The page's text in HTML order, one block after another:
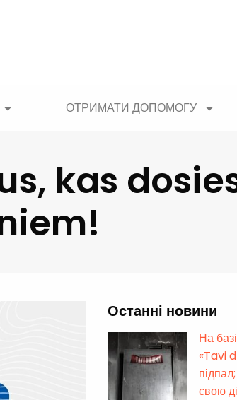
ОТРИМАТИ ДОПОМОГУ
kas
Останні новини
На
«Tavi
свою